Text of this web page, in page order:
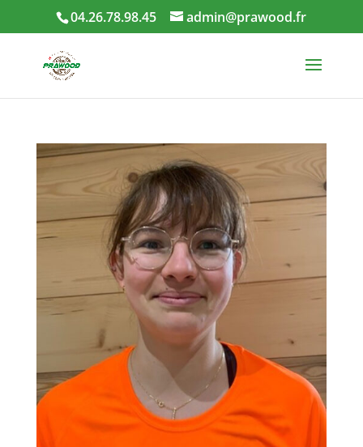
04.26.78.98.45 admin@prawood.fr